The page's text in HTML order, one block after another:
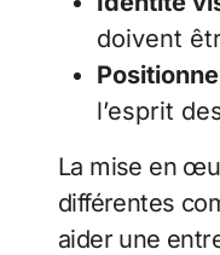
doivent
l’esprit
La mise en
différentes
aider une